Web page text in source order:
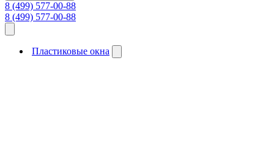
8 (499) 577-00-88
8 (499) 577-00-88
Пластиковые окна